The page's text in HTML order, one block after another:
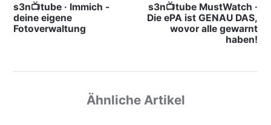
s3n📺tube · Immich -
deine eigene
Fotoverwaltung
s3n📺tube MustWatch ·
Die ePA ist GENAU DAS,
wovor alle gewarnt
haben!
Ähnliche Artikel